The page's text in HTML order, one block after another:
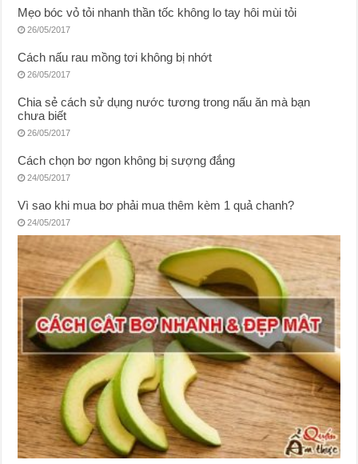
Mẹo bóc vỏ tỏi nhanh thần tốc không lo tay hôi mùi tỏi
26/05/2017
Cách nấu rau mồng tơi không bị nhớt
26/05/2017
Chia sẻ cách sử dụng nước tương trong nấu ăn mà bạn
chưa biết
26/05/2017
Cách chọn bơ ngon không bị sượng đắng
24/05/2017
Vì sao khi mua bơ phải mua thêm kèm 1 quả chanh?
24/05/2017